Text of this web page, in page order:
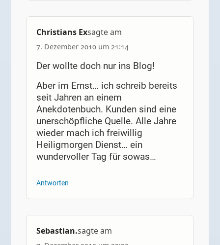
Christians Exsagte am
7. Dezember 2010 um 21:14
Der wollte doch nur ins Blog!
Aber im Ernst… ich schreib bereits
seit Jahren an einem
Anekdotenbuch. Kunden sind eine
unerschöpfliche Quelle. Alle Jahre
wieder mach ich freiwillig
Heiligmorgen Dienst… ein
wundervoller Tag für sowas…
Antworten
Sebastian.sagte am